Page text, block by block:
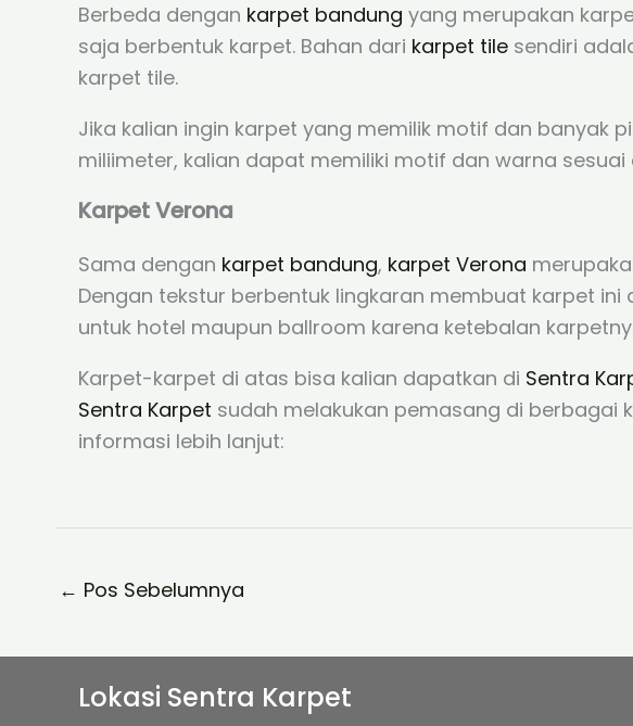
Berbeda dengan karpet bandung yang merupakan
saja berbentuk karpet. Bahan dari karpet tile sendiri
karpet tile.
Jika kalian ingin karpet yang memilik motif dan banyak
miliimeter, kalian dapat memiliki motif dan warna
Karpet Verona
Sama dengan karpet bandung, karpet Verona
Dengan tekstur berbentuk lingkaran membuat karpet
untuk hotel maupun ballroom karena ketebalan
Karpet-karpet di atas bisa kalian dapatkan di Sentra
Sentra Karpet sudah melakukan pemasang di berbagai
informasi lebih lanjut:
← Pos Sebelumnya
Lokasi Sentra Karpet